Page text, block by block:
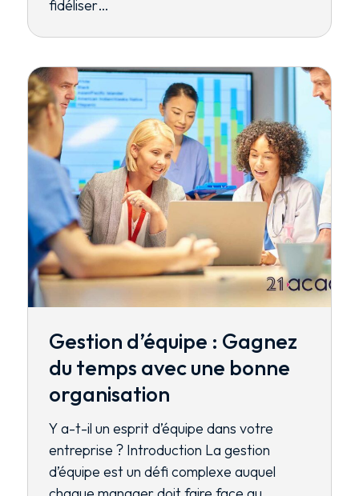
fidéliser…
Gestion d’équipe : Gagnez
du temps avec une bonne
organisation
Y a-t-il un esprit d’équipe dans votre
entreprise ? Introduction La gestion
d’équipe est un défi complexe auquel